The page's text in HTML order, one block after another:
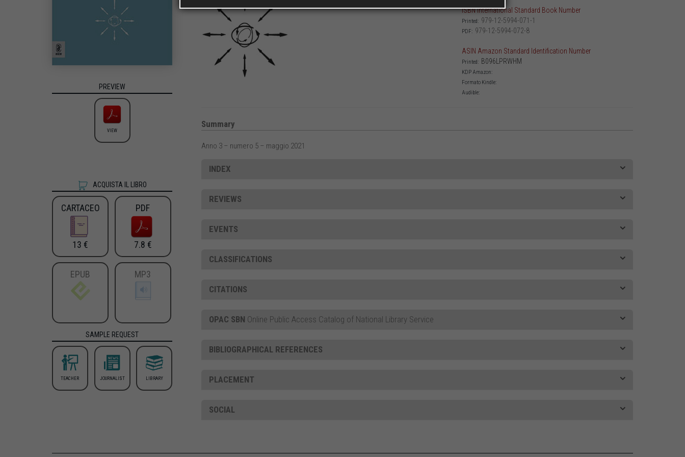
PREVIEW
VIEW
ACQUISTA IL LIBRO
CARTACEO
13 €
PDF
7.8 €
EPUB MP3
SAMPLE REQUEST
TEACHER JOURNALIST LIBRARY
ISBN International Standard Book Number
Printed: 979-12-5994-071-1
PDF: 979-12-5994-072-8
ASIN Amazon Standard Identification Number
Printed: B096LPRWHM
KDP Amazon:
Formato Kindle:
Audible:
Summary
Anno 3 – numero 5 – maggio 2021
INDEX
REVIEWS
EVENTS
CLASSIFICATIONS
CITATIONS
OPAC SBN Online Public Access Catalog of National Library Service
BIBLIOGRAPHICAL REFERENCES
PLACEMENT
SOCIAL